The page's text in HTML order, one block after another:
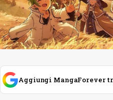
Aggiungi MangaForever